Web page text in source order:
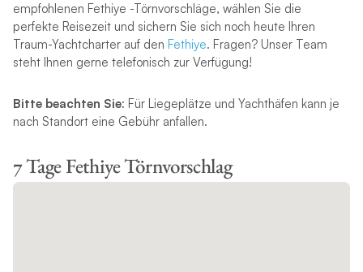
empfohlenen Fethiye -Törnvorschläge, wählen Sie die
perfekte Reisezeit und sichern Sie sich noch heute Ihren
Traum-Yachtcharter auf den Fethiye. Fragen? Unser Team
steht Ihnen gerne telefonisch zur Verfügung!
Bitte beachten Sie: Für Liegeplätze und Yachthäfen kann je
nach Standort eine Gebühr anfallen.
7 Tage Fethiye Törnvorschlag